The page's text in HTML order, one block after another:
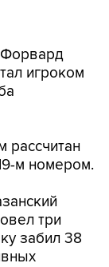
Форвард
игроком
рассчитан
м номером.
три
забил 38